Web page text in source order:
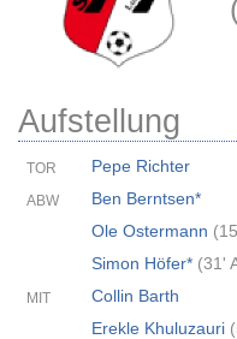
Aufstellung
TOR Pepe Richter
ABW
Ben Berntsen*
Ole Ostermann (
Simon Höfer* (31'
MIT
Collin Barth
Erekle Khuluzauri (